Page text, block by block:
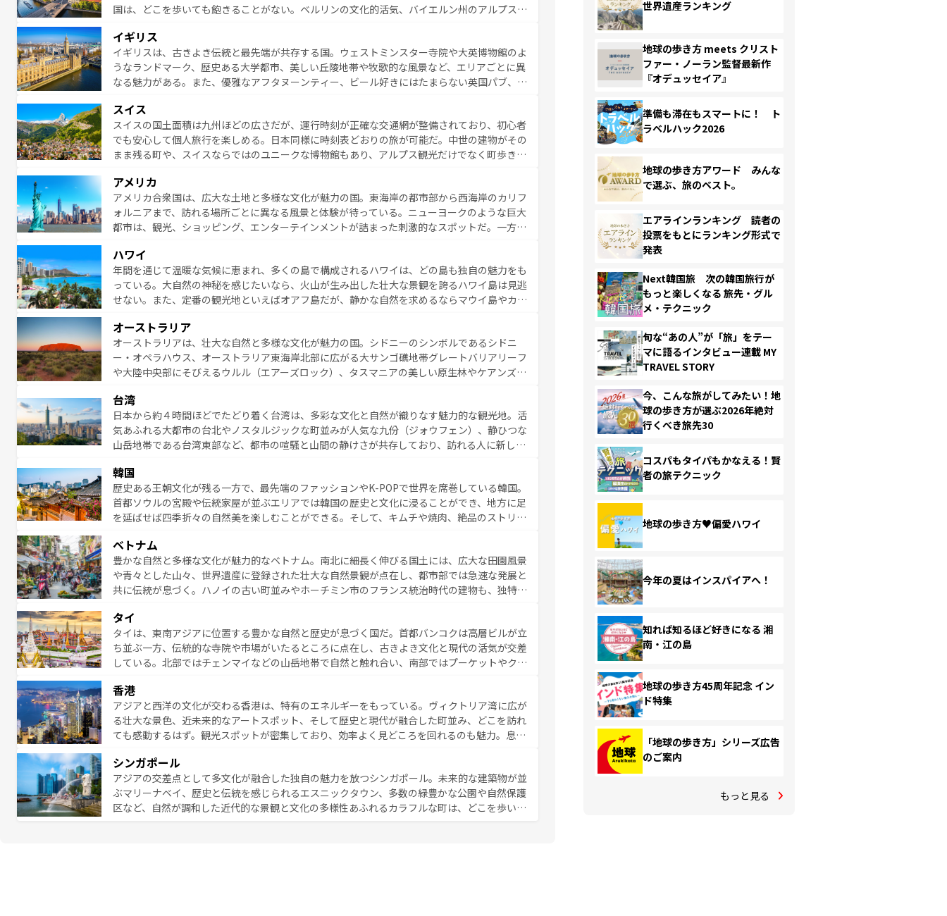
とそれぞれで全く異なる文化を体験できるだろう。 なお、新着のフランス情報はコンテンツ
国は、どこを歩いても飽きることがない。ベルリンの文化的活気、バイエルン州のアルプスの
ら地元の人と過ごす楽しい時間は、お酒好きな人にはぜひ体験してほしい。 なお、新着のド
イツ情報はコンテンツ一覧を参照してほしい。
イギリス
イギリスは、古きよき伝統と最先端が共存する国。ウェストミンスター寺院や大英博物館のよ
うなランドマーク、歴史ある大学都市、美しい丘陵地帯や牧歌的な風景など、エリアごとに異
なる魅力がある。また、優雅なアフタヌーンティー、ビール好きにはたまらない英国パブ、サ
お、新着のイギリス情報は
スイス
スイスの国土面積は九州ほどの広さだが、運行時刻が正確な交通網が整備されており、初心者
でも安心して個人旅行を楽しめる。日本同様に時刻表どおりの旅が可能だ。中世の建物がその
まま残る町や、スイスならではのユニークな博物館もあり、アルプス観光だけでなく町歩きも
ービスもあり、うまく活用すれば市内交通費無料で観光を楽しむこともできる。 なお、新着
のスイス情報はコンテンツ一覧 を参照してほしい。
アメリカ
アメリカ合衆国は、広大な土地と多様な文化が魅力の国。東海岸の都市部から西海岸のカリフ
ォルニアまで、訪れる場所ごとに異なる風景と体験が待っている。ニューヨークのような巨大
都市は、観光、ショッピング、エンターテインメントが詰まった刺激的なスポットだ。一方、
絶景が堪能できる。さらに、南部のニューオーリンズでは、音楽と美食が融合した独特の文化
が魅力。旅行者はアメリカの各地域で異なる魅力を楽しみながら、その多様性と豊かな歴史を
感じることができるだろう。車でのロードトリップや列車の旅も、アメリカならではの贅沢な
旅のスタイルだ。 なお、新着のアメリカ情報はコンテンツ一覧を参照してほしい。
ハワイ
年間を通じて温暖な気候に恵まれ、多くの島で構成されるハワイは、どの島も独自の魅力をも
っている。大自然の神秘を感じたいなら、火山が生み出した壮大な景観を誇るハワイ島は見逃
せない。また、定番の観光地といえばオアフ島だが、静かな自然を求めるならマウイ島やカウ
る。「アロハスピリット」と呼ばれるおもてなしの心で訪れる人々を迎えてくれるハワイの
人々、おいしいローカルフードやハワイアンミュージック、伝統的なフラダンスなど、すべて
がハワイの魅力を彩っている。訪れるたびに新しい発見と感動が待っているハワイを、存分に
味わってほしい。 なお、新着のハワイ情報はコンテンツ一覧を参照してほしい。
オーストラリア
オーストラリアは、壮大な自然と多様な文化が魅力の国。シドニーのシンボルであるシドニ
ー・オペラハウス、オーストラリア東海岸北部に広がる大サンゴ礁地帯グレートバリアリーフ
や大陸中央部にそびえるウルル（エアーズロック）、タスマニアの美しい原生林やケアンズの
豊かで、美味しいものであふれている。アクティビティも充実しており、サーフィンやダイビ
ング、ハイキングなど、アウトドア好きにはたまらない。オーストラリアの多彩な魅力を存分
に味わいつくそう。 なお、新着のオーストラリア情報はコンテンツ一覧を参照してほしい。
台湾
日本から約４時間ほどでたどり着く台湾は、多彩な文化と自然が織りなす魅力的な観光地。活
気あふれる大都市の台北やノスタルジックな町並みが人気な九份（ジォウフェン）、静ひつな
山岳地帯である台湾東部など、都市の喧騒と山間の静けさが共存しており、訪れる人に新しい
から高級料理、ヘルシーで美容にもいいと評判のスイーツなど、バラエティ豊かな料理が味わ
える。 なお、新着の台湾情報はコンテンツ一覧を参照してほしい。
韓国
歴史ある王朝文化が残る一方で、最先端のファッションやK-POPで世界を席巻している韓国。
首都ソウルの宮殿や伝統家屋が並ぶエリアでは韓国の歴史と文化に浸ることができ、地方に足
を延ばせば四季折々の自然美を楽しむことができる。そして、キムチや焼肉、絶品のストリー
能できる。あたたかいホスピタリティに包まれながら、韓国の多彩な魅力を心ゆくまで味わっ
てみてほしい。 なお、新着の韓国情報はコンテンツ一覧を参照してほしい。
ベトナム
豊かな自然と多様な文化が魅力的なベトナム。南北に細長く伸びる国土には、広大な田園風景
や青々とした山々、世界遺産に登録された壮大な自然景観が点在し、都市部では急速な発展と
共に伝統が息づく。ハノイの古い町並みやホーチミン市のフランス統治時代の建物も、独特の
まないベトナム料理も魅力のひとつ。フォーやバインミー、ベトナムコーヒーなどは、ぜひ現
地で味わいたい。どの地域を訪れてもあたたかい人々が旅行者を迎えてくれるので、きっと忘
れられない旅になるはずだ。 なお、新着のベトナム情報はコンテンツ一覧を参照してほし
い。
タイ
タイは、東南アジアに位置する豊かな自然と歴史が息づく国だ。首都バンコクは高層ビルが立
ち並ぶ一方、伝統的な寺院や市場がいたるところに点在し、古きよき文化と現代の活気が交差
している。北部ではチェンマイなどの山岳地帯で自然と触れ合い、南部ではプーケットやクラ
ら高級レストランまで味覚を刺激する。気候は一年中温暖で、どの季節にも異なる楽しみが待
っている。親しみやすいタイの人々、仏教を中心とした文化、そして多様な観光資源が、訪れ
る旅人を魅了し続ける。 なお、新着のタイ情報はコンテンツ一覧を参照してほしい。
香港
アジアと西洋の文化が交わる香港は、特有のエネルギーをもっている。ヴィクトリア湾に広が
る壮大な景色、近未来的なアートスポット、そして歴史と現代が融合した町並み、どこを訪れ
ても感動するはず。観光スポットが密集しており、効率よく見どころを回れるのも魅力。息を
報はコンテンツ一覧
シンガポール
アジアの交差点として多文化が融合した独自の魅力を放つシンガポール。未来的な建築物が並
ぶマリーナベイ、歴史と伝統を感じられるエスニックタウン、多数の緑豊かな公園や自然保護
区など、自然が調和した近代的な景観と文化の多様性あふれるカラフルな町は、どこを歩いて
世界遺産ランキング
地球の歩き方 meets クリスト
ファー・ノーラン監督最新作
『オデュッセイア』
準備も滞在もスマートに！ ト
ラベルハック2026
地球の歩き方アワード みんな
で選ぶ、旅のベスト。
エアラインランキング 読者の
投票をもとにランキング形式で
発表
Next韓国旅 次の韓国旅行が
もっと楽しくなる 旅先・グル
メ・テクニック
旬な“あの人”が「旅」をテー
マに語るインタビュー連載 MY
TRAVEL STORY
今、こんな旅がしてみたい！地
球の歩き方が選ぶ2026年絶対
行くべき旅先30
コスパもタイパもかなえる！賢
者の旅テクニック
地球の歩き方♥偏愛ハワイ
今年の夏はインスパイアへ！
知れば知るほど好きになる 湘
南・江の島
地球の歩き方45周年記念 イン
ド特集
「地球の歩き方」シリーズ広告
のご案内
もっと見る